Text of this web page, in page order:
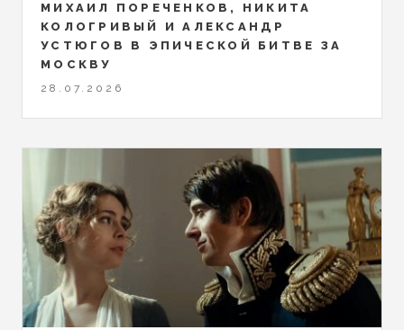
МИХАИЛ ПОРЕЧЕНКОВ, НИКИТА
КОЛОГРИВЫЙ И АЛЕКСАНДР
УСТЮГОВ В ЭПИЧЕСКОЙ БИТВЕ ЗА
МОСКВУ
28.07.2026